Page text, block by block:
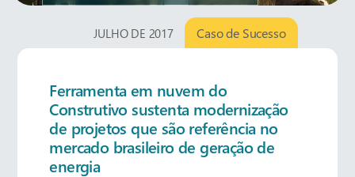
JULHO DE 2017 Caso de Sucesso
Ferramenta em nuvem do
Construtivo sustenta modernização
de projetos que são referência no
mercado brasileiro de geração de
energia